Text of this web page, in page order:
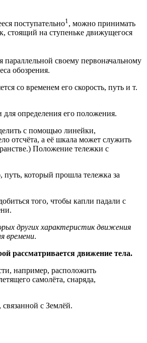
поступательно1 , можно принимать
стоящий на ступеньке движущегося
своему первоначальному
обозрения.
со временем его скорость, путь и т.
определения его положения.
с помощью линейки,
отсчёта, а её шкала может служить
Положение тележки с
который прошла тележка за
того, чтобы капли падали с
других характеристик движения
времени.
рассматривается движение тела.
например, расположить
самолёта, снаряда,
с Землёй.